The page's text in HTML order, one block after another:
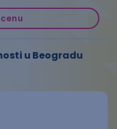
u Beogradu